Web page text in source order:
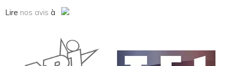
Lire nos avis à